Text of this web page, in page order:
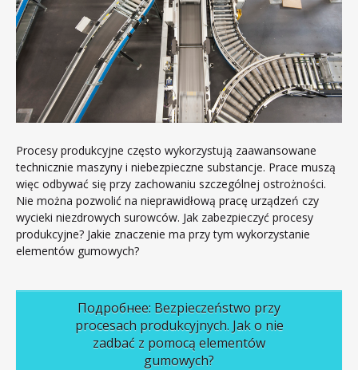
Procesy produkcyjne często wykorzystują zaawansowane
technicznie maszyny i niebezpieczne substancje. Prace muszą
więc odbywać się przy zachowaniu szczególnej ostrożności.
Nie można pozwolić na nieprawidłową pracę urządzeń czy
wycieki niezdrowych surowców. Jak zabezpieczyć procesy
produkcyjne? Jakie znaczenie ma przy tym wykorzystanie
elementów gumowych?
Подробнее: Bezpieczeństwo przy
procesach produkcyjnych. Jak o nie
zadbać z pomocą elementów
gumowych?